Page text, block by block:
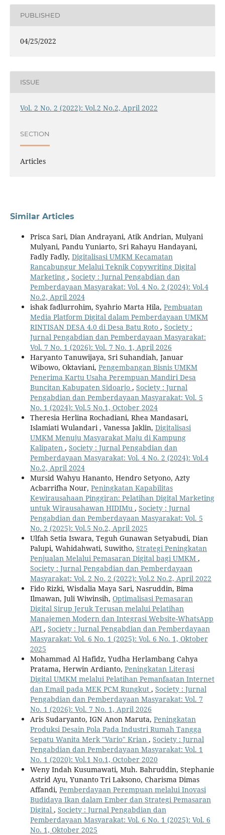
PUBLISHED
04/25/2022
ISSUE
Vol. 2 No. 2 (2022): Vol.2 No.2, April 2022
SECTION
Articles
Similar Articles
Prisca Sari, Dian Andrayani, Atik Andrian, Mulyani
Mulyani, Pandu Yuniarto, Sri Rahayu Handayani,
Fadly Fadly, Digitalisasi UMKM Kecamatan
Rancabungur Melalui Teknik Copywriting Digital
Marketing , Society : Jurnal Pengabdian dan
Pemberdayaan Masyarakat: Vol. 4 No. 2 (2024): Vol.4
No.2, April 2024
ishak fadlurrohim, Syahrio Marta Hila, Pembuatan
Media Platform Digital dalam Pemberdayaan UMKM
RINTISAN DESA 4.0 di Desa Batu Roto , Society :
Jurnal Pengabdian dan Pemberdayaan Masyarakat:
Vol. 7 No. 1 (2026): Vol. 7 No. 1, April 2026
Haryanto Tanuwijaya, Sri Suhandiah, Januar
Wibowo, Oktaviani, Pengembangan Bisnis UMKM
Penerima Kartu Usaha Perempuan Mandiri Desa
Buncitan Kabupaten Sidoarjo , Society : Jurnal
Pengabdian dan Pemberdayaan Masyarakat: Vol. 5
No. 1 (2024): Vol.5 No.1, October 2024
Theresia Herlina Rochadiani, Rhea Mandasari,
Islamiati Wulandari , Vanessa Jaklin, Digitalisasi
UMKM Menuju Masyarakat Maju di Kampung
Kalipaten , Society : Jurnal Pengabdian dan
Pemberdayaan Masyarakat: Vol. 4 No. 2 (2024): Vol.4
No.2, April 2024
Mursid Wahyu Hananto, Hendro Setyono, Azty
Acbarrifha Nour, Peningkatan Kapabilitas
Kewirausahaan Pinggiran: Pelatihan Digital Marketing
untuk Wirausahawan HIDIMu , Society : Jurnal
Pengabdian dan Pemberdayaan Masyarakat: Vol. 5
No. 2 (2025): Vol.5 No.2, April 2025
Ulfah Setia Iswara, Teguh Gunawan Setyabudi, Dian
Palupi, Wahidahwati, Suwitho, Strategi Peningkatan
Penjualan Melalui Pemasaran Digital bagi UMKM ,
Society : Jurnal Pengabdian dan Pemberdayaan
Masyarakat: Vol. 2 No. 2 (2022): Vol.2 No.2, April 2022
Fido Rizki, Wisdalia Maya Sari, Nasruddin, Bima
Ilmawan, Juli Wiwinsih, Optimalisasi Pemasaran
Digital Sirup Jeruk Terusan melalui Pelatihan
Manajemen Modern dan Integrasi Website-WhatsApp
API , Society : Jurnal Pengabdian dan Pemberdayaan
Masyarakat: Vol. 6 No. 1 (2025): Vol. 6 No. 1, Oktober
2025
Mohammad Al Hafidz, Yudha Herlambang Cahya
Pratama, Herwin Ardianto, Peningkatan Literasi
Digital UMKM melalui Pelatihan Pemanfaatan Internet
dan Email pada MEK PCM Rungkut , Society : Jurnal
Pengabdian dan Pemberdayaan Masyarakat: Vol. 7
No. 1 (2026): Vol. 7 No. 1, April 2026
Aris Sudaryanto, IGN Anon Maruta, Peningkatan
Produksi Desain Pola Pada Industri Rumah Tangga
Sepatu Wanita Merk "Vario" Krian , Society : Jurnal
Pengabdian dan Pemberdayaan Masyarakat: Vol. 1
No. 1 (2020): Vol.1 No.1, October 2020
Weny Indah Kusumawati, Muh. Bahruddin, Stephanie
Astrid Ayu, Yunanto Tri Laksono, Charisma Dimas
Affandi, Pemberdayaan Perempuan melalui Inovasi
Budidaya Ikan dalam Ember dan Strategi Pemasaran
Digital , Society : Jurnal Pengabdian dan
Pemberdayaan Masyarakat: Vol. 6 No. 1 (2025): Vol. 6
No. 1, Oktober 2025